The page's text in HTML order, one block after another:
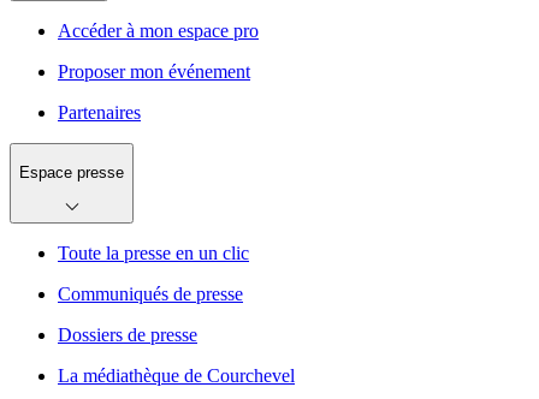
Accéder à mon espace pro
Proposer mon événement
Partenaires
Espace presse
Toute la presse en un clic
Communiqués de presse
Dossiers de presse
La médiathèque de Courchevel